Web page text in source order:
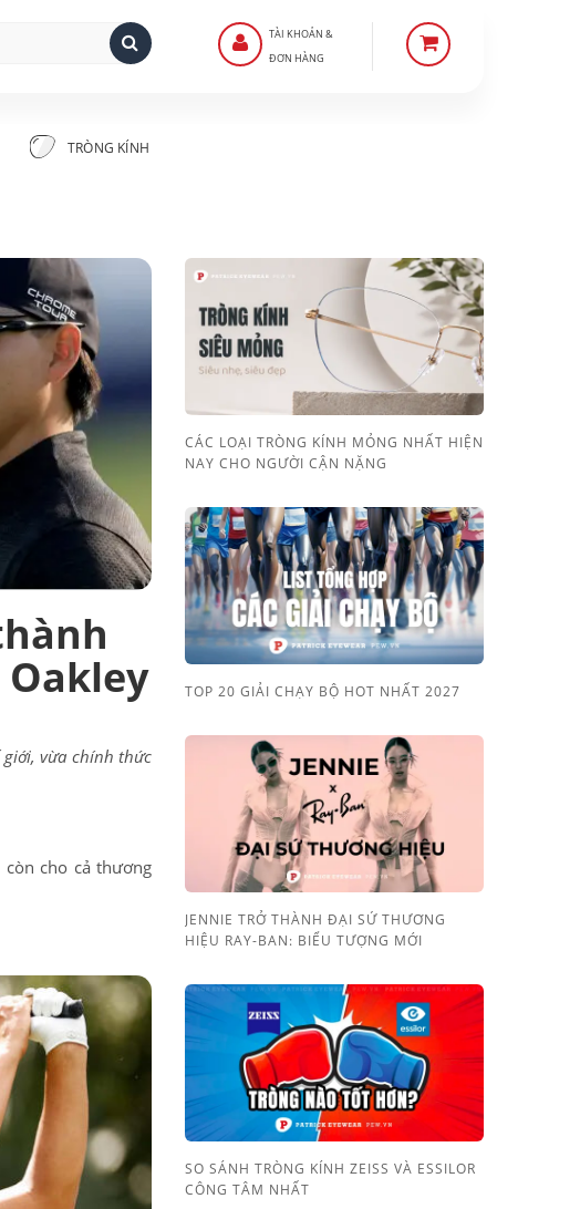
TÀI KHOẢN &
ĐƠN HÀNG
TRÒNG KÍNH
giới, vừa chính thức
cho cả thương
CÁC LOẠI TRÒNG KÍNH MỎNG NHẤT HIỆN
NAY CHO NGƯỜI CẬN NẶNG
TOP 20 GIẢI CHẠY BỘ HOT NHẤT 2027
JENNIE TRỞ THÀNH ĐẠI SỨ THƯƠNG
HIỆU RAY-BAN: BIỂU TƯỢNG MỚI
SO SÁNH TRÒNG KÍNH ZEISS VÀ ESSILOR
CÔNG TÂM NHẤT